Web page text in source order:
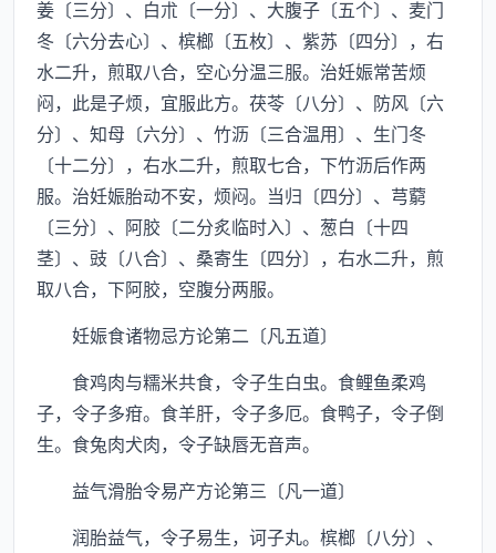
姜〔三分〕、白朮〔一分〕、大腹子〔五个〕、麦门
冬〔六分去心〕、槟榔〔五枚〕、紫苏〔四分〕，右
水二升，煎取八合，空心分温三服。治妊娠常苦烦
闷，此是子烦，宜服此方。茯苓〔八分〕、防风〔六
分〕、知母〔六分〕、竹沥〔三合温用〕、生门冬
〔十二分〕，右水二升，煎取七合，下竹沥后作两
服。治妊娠胎动不安，烦闷。当归〔四分〕、芎藭
〔三分〕、阿胶〔二分炙临时入〕、葱白〔十四
茎〕、豉〔八合〕、桑寄生〔四分〕，右水二升，煎
取八合，下阿胶，空腹分两服。
妊娠食诸物忌方论第二〔凡五道〕
食鸡肉与糯米共食，令子生白虫。食鲤鱼柔鸡
子，令子多疳。食羊肝，令子多厄。食鸭子，令子倒
生。食兔肉犬肉，令子缺唇无音声。
益气滑胎令易产方论第三〔凡一道〕
润胎益气，令子易生，诃子丸。槟榔〔八分〕、